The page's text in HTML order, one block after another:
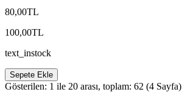
80,00TL
100,00TL
text_instock
Sepete Ekle
Gösterilen: 1 ile 20 arası, toplam: 62 (4 Sayfa)